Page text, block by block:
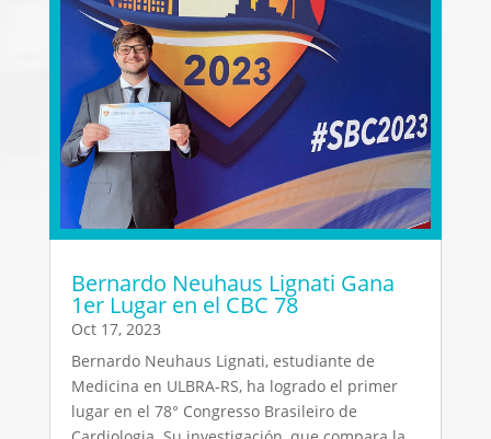
Bernardo Neuhaus Lignati Gana
1er Lugar en el CBC 78
Oct 17, 2023
Bernardo Neuhaus Lignati, estudiante de
Medicina en ULBRA-RS, ha logrado el primer
lugar en el 78° Congresso Brasileiro de